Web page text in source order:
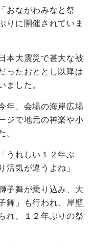
おながわみなと祭
りに開催されていま
本大震災で甚大な被
ったおととし以降は
ました。
年、会場の海岸広場
ジで地元の神楽や小
。
うれしい１２年ぶ
活気が違うよね」
子舞が乗り込み、大
舞」も行われ、岸壁
れ、１２年ぶりの祭